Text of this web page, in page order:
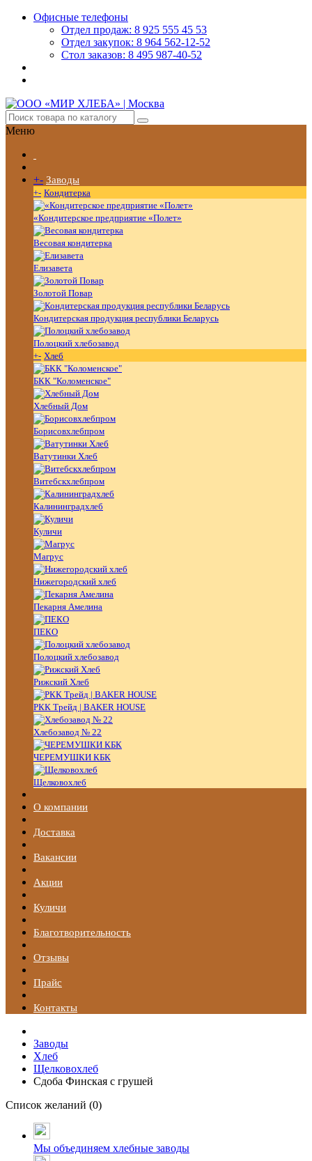
Офисные телефоны
Отдел продаж: 8 925 555 45 53
Отдел закупок: 8 964 562-12-52
Стол заказов: 8 495 987-40-52
Меню
+- Заводы
+- Кондитерка
«Кондитерское предприятие «Полет»
Весовая кондитерка
Елизавета
Золотой Повар
Кондитерская продукция республики Беларусь
Полоцкий хлебозавод
+- Хлеб
БКК "Коломенское"
Хлебный Дом
Борисовхлебпром
Ватутинки Хлеб
Витебскхлебпром
Калининградхлеб
Куличи
Магрус
Нижегородский хлеб
Пекарня Амелина
ПЕКО
Полоцкий хлебозавод
Рижский Хлеб
РКК Трейд | BAKER HOUSE
Хлебозавод № 22
ЧЕРЕМУШКИ КБК
Щелковохлеб
О компании
Доставка
Вакансии
Акции
Куличи
Благотворительность
Отзывы
Прайс
Контакты
Заводы
Хлеб
Щелковохлеб
Сдоба Финская с грушей
Список желаний (0)
Мы объединяем хлебные заводы